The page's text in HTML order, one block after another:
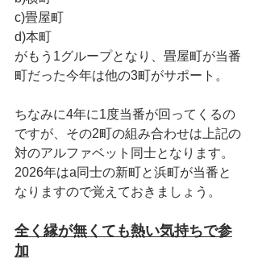
c)畳屋町
d)本町
がもう1グループとなり、畳屋町が当番
町だった今年は他の3町がサポート。
ちなみに4年に1度当番が回ってくるの
ですが、その2町の組み合わせは上記の
対のアルファベット同士となります。
2026年はa同士の新町と浜町が当番と
なりますので覚えておきましょう。
全く縁が無くても熱い気持ちで参
加